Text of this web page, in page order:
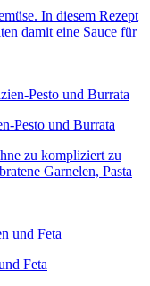
In diesem Rezept
damit eine Sauce für
Pesto und Burrata
zu kompliziert zu
Garnelen, Pasta
Feta